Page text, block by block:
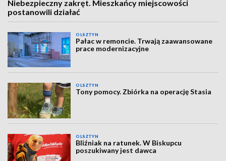
Niebezpieczny zakręt. Mieszkańcy miejscowości
postanowili działać
OLSZTYN
Pałac w remoncie. Trwają zaawansowane
prace modernizacyjne
OLSZTYN
Tony pomocy. Zbiórka na operację Stasia
OLSZTYN
Bliźniak na ratunek. W Biskupcu
poszukiwany jest dawca